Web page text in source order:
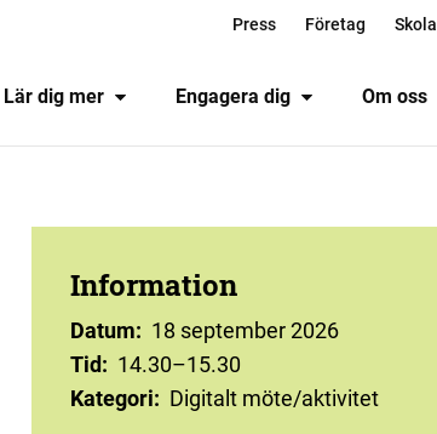
Press Företag Skola
Lär dig mer Engagera dig Om oss
Information
Datum: 18 september 2026
Tid: 14.30–15.30
Kategori: Digitalt möte/aktivitet